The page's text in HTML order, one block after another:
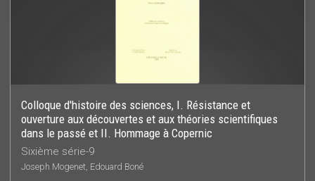
Colloque d'histoire des sciences, I. Résistance et
ouverture aux découvertes et aux théories scientifiques
dans le passé et II. Hommage à Copernic
Sixième série-9
Joseph Mogenet, Edouard Boné